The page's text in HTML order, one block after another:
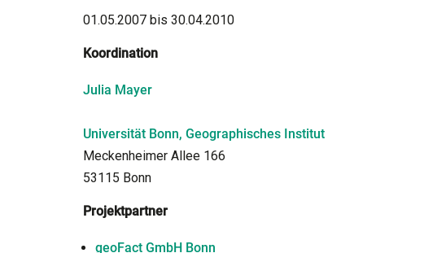
01.05.2007 bis 30.04.2010
Koordination
Julia Mayer
Universität Bonn, Geographisches Institut
Meckenheimer Allee 166
53115 Bonn
Projektpartner
geoFact GmbH Bonn